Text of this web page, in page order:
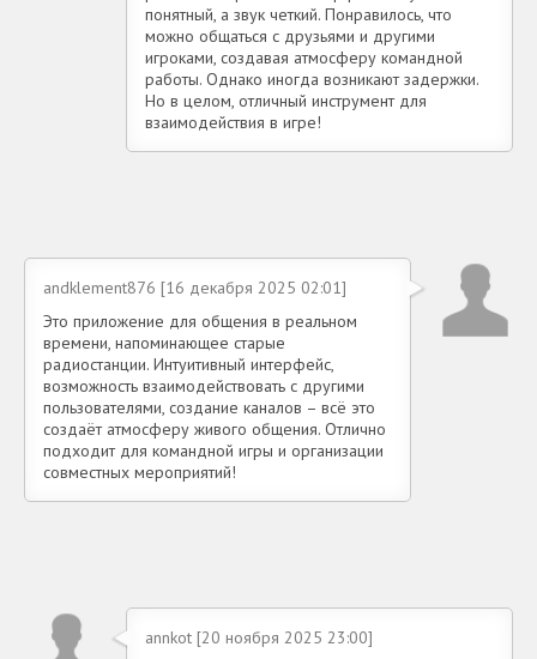
понятный, а звук четкий. Понравилось, что
можно общаться с друзьями и другими
игроками, создавая атмосферу командной
работы. Однако иногда возникают задержки.
Но в целом, отличный инструмент для
взаимодействия в игре!
andklement876 [16 декабря 2025 02:01]
Это приложение для общения в реальном
времени, напоминающее старые
радиостанции. Интуитивный интерфейс,
возможность взаимодействовать с другими
пользователями, создание каналов – всё это
создаёт атмосферу живого общения. Отлично
подходит для командной игры и организации
совместных мероприятий!
annkot [20 ноября 2025 23:00]